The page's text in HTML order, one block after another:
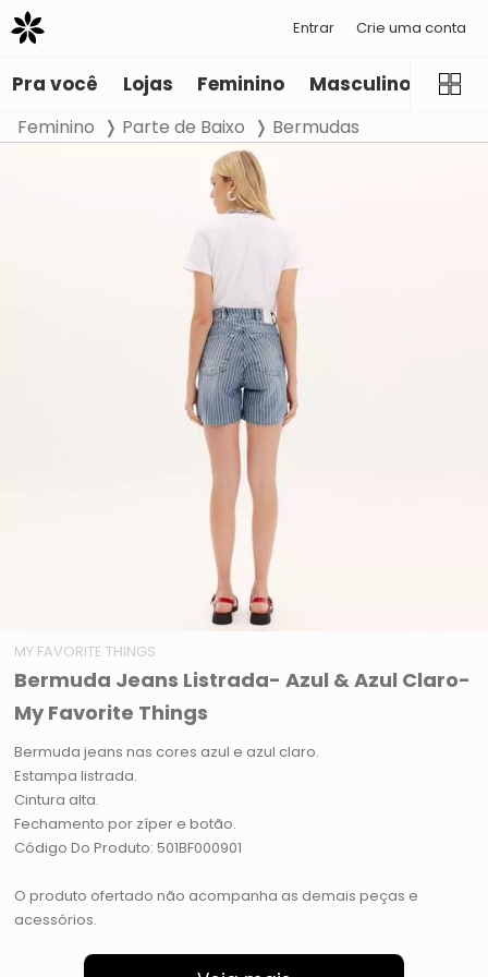
Entrar Crie uma conta
Pra você Lojas Feminino Masculino
Feminino Parte de Baixo Bermudas
MY FAVORITE THINGS
Bermuda Jeans Listrada- Azul & Azul Claro-
My Favorite Things
Bermuda jeans nas cores azul e azul claro.
Estampa listrada.
Cintura alta.
Fechamento por zíper e botão.
Código Do Produto: 501BF000901
O produto ofertado não acompanha as demais peças e
acessórios.